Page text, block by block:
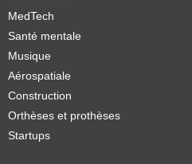
MedTech
Santé mentale
Musique
Aérospatiale
Construction
Orthèses et prothèses
Startups